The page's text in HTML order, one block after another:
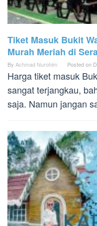
Tiket Masuk Bukit
Murah Meriah di
By Achmad Nurohim Posted on
Harga tiket masuk
sangat terjangkau,
saja. Namun jangan